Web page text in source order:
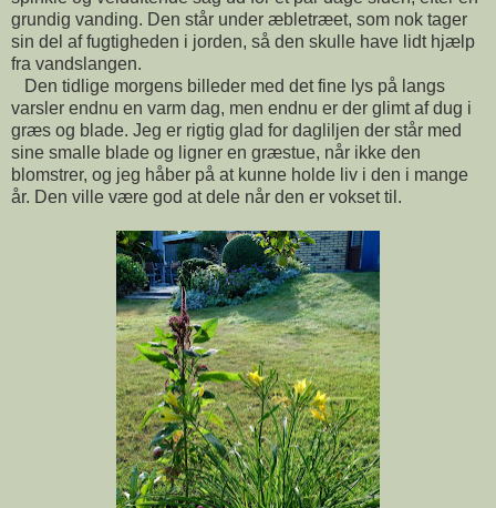
grundig vanding. Den står under æbletræet, som nok tager
sin del af fugtigheden i jorden, så den skulle have lidt hjælp
fra vandslangen.
Den tidlige morgens billeder med det fine lys på langs
varsler endnu en varm dag, men endnu er der glimt af dug i
græs og blade. Jeg er rigtig glad for dagliljen der står med
sine smalle blade og ligner en græstue, når ikke den
blomstrer, og jeg håber på at kunne holde liv i den i mange
år. Den ville være god at dele når den er vokset til.